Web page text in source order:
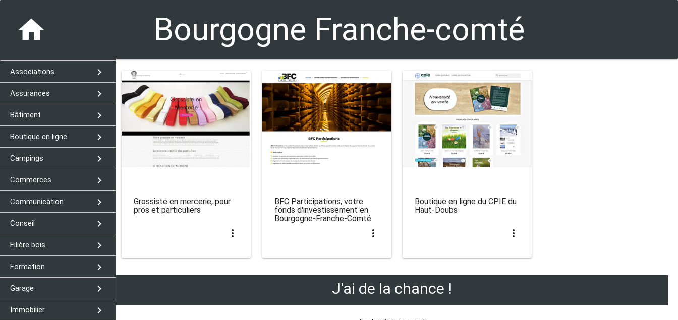
Bourgogne Franche-comté
home
Associations navigate_next
Assurances navigate_next
Bâtiment navigate_next
Boutique en ligne navigate_next
Campings navigate_next
Commerces navigate_next
Communication navigate_next
Conseil navigate_next
Filière bois navigate_next
Formation navigate_next
Garage navigate_next
Immobilier navigate_next
Grossiste en mercerie, pour
pros et particuliers
more_vert
BFC Participations, votre
fonds d'investissement en
Bourgogne-Franche-Comté
more_vert
Boutique en ligne du CPIE du
Haut-Doubs
more_vert
J'ai de la chance !